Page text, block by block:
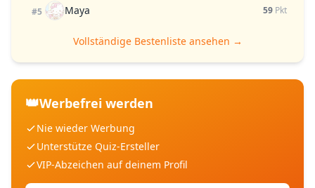
#5 Maya 59 Pkt
Vollständige Bestenliste ansehen →
👑Werbefrei werden
Nie wieder Werbung
Unterstütze Quiz-Ersteller
VIP-Abzeichen auf deinem Profil